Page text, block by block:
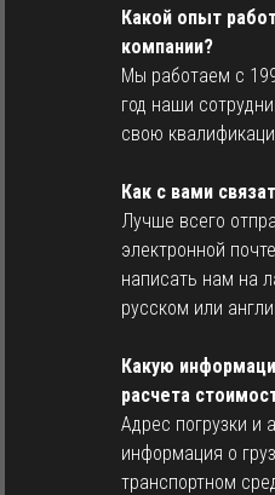
Какой опыт
компании?
Мы работаем с
год наши
свою
Как с вами
Лучше всего
электронной
написать нам на
русском или
Какую
расчета
Адрес погрузки и
информация о
транспортном